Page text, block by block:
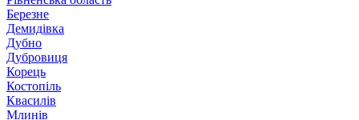
Березне
Демидівка
Дубно
Дубровиця
Корець
Костопіль
Квасилів
Млинів